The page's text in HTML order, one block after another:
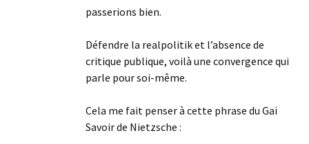
passerions bien.
Défendre la realpolitik et l’absence de
critique publique, voilà une convergence qui
parle pour soi-même.
Cela me fait penser à cette phrase du Gai
Savoir de Nietzsche :